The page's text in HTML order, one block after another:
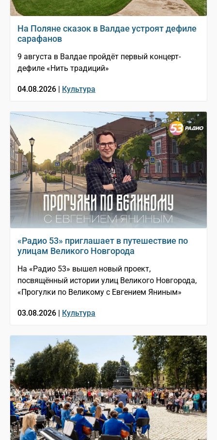
На Поляне сказок в Валдае устроят дефиле
сарафанов
9 августа в Валдае пройдёт первый концерт-
дефиле «Нить традиций»
04.08.2026 | Культура
«Радио 53» приглашает в путешествие по
улицам Великого Новгорода
На «Радио 53» вышел новый проект,
посвящённый истории улиц Великого Новгорода,
«Прогулки по Великому с Евгением Яниным»
03.08.2026 | Культура